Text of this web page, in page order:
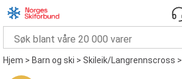
Hjem>Barn og ski>Skileik/Langrennscross>